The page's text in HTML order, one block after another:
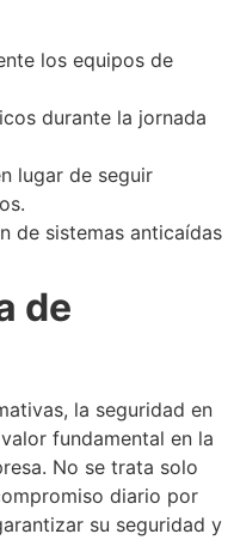
los equipos de
durante la jornada
lugar de seguir
de sistemas anticaídas
de
la seguridad en
fundamental en la
No se trata solo
diario por
su seguridad y